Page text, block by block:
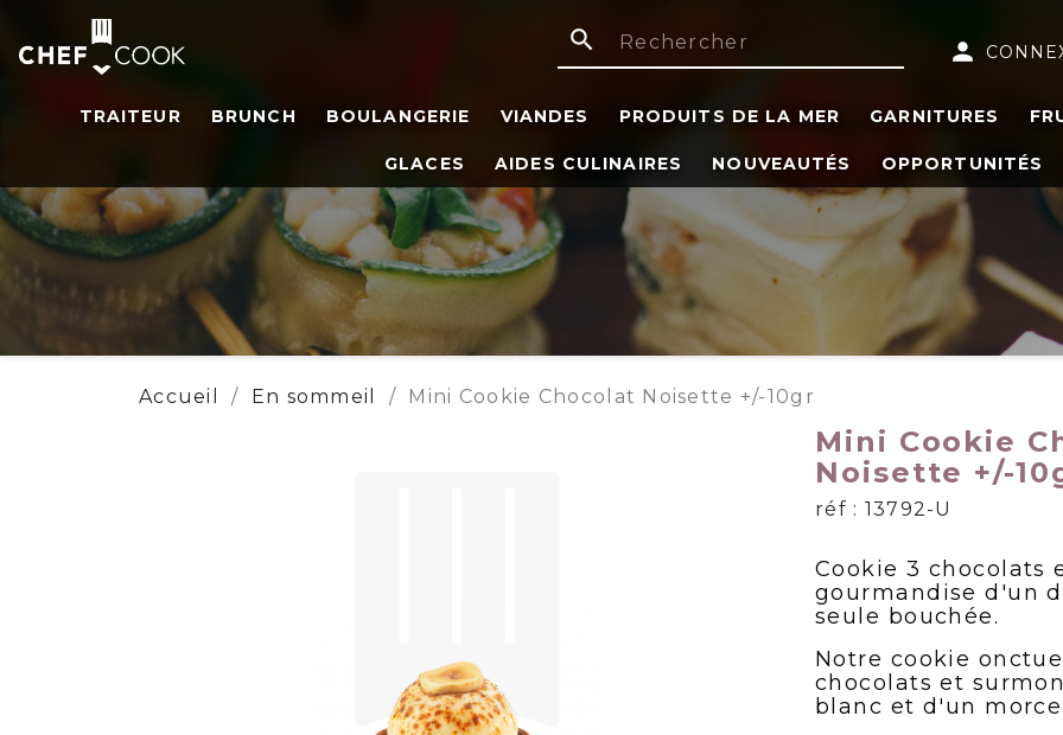
search person
TRAITEUR BRUNCH BOULANGERIE VIANDES PRODUITS DE LA MER GARNITURES
GLACES AIDES CULINAIRES NOUVEAUTÉS OPPORTUNITÉS
Accueil En sommeil Mini Cookie Chocolat Noisette +/-10gr
Mini Cookie
Noisette +/-
réf : 13792-U
Cookie 3 chocolats
gourmandise d'un
seule bouchée.
Notre cookie
chocolats et
blanc et d'un